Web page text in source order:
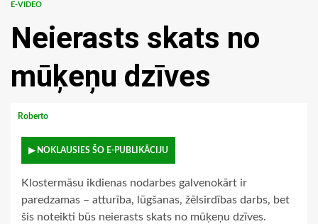
E-VIDEO
Neierasts skats no
mūķeņu dzīves
Roberto
▶ NOKLAUSIES ŠO E-PUBLIKĀCIJU
Klostermāsu ikdienas nodarbes galvenokārt ir
paredzamas – atturība, lūgšanas, žēlsirdības darbs, bet
šis noteikti būs neierasts skats no mūķeņu dzīves.